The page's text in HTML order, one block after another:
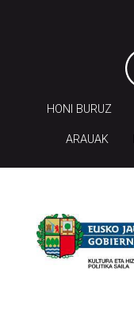
HONI BURUZ
ARAUAK